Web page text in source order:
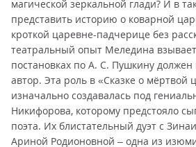
магической зеркальной глади? И в
представить историю о коварной
кроткой царевне-падчерице без
театральный опыт Меледина
постановках по А. С. Пушкину должен
автор. Эта роль в «Сказке о мёртвой
изначально создавалась под
Никифорова, которому предстояло
поэта. Их блистательный дуэт с
Ариной Родионовной – одна из